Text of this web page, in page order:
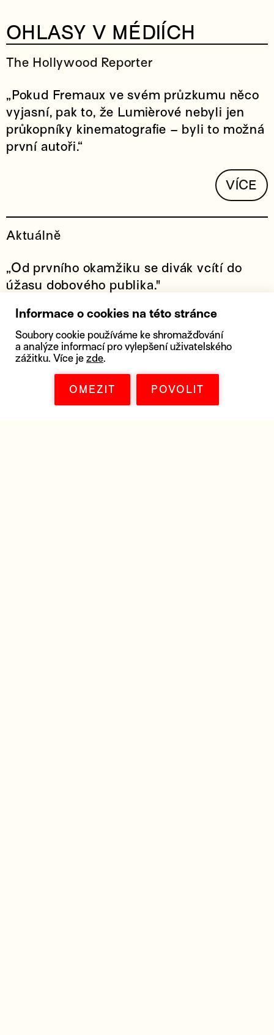
OHLASY V MÉDIÍCH
The Hollywood Reporter
VÍCE
„Pokud Fremaux ve svém průzkumu něco
vyjasní, pak to, že Lumièrové nebyli jen
průkopníky kinematografie – byli to možná
první autoři.“
Aktuálně
„Od prvního okamžiku se divák vcítí do
úžasu dobového publika."
Informace o cookies na této stránce
Soubory cookie používáme ke shromažďování
a analýze informací pro vylepšení uživatelského
zážitku. Více je zde.
OMEZIT POVOLIT